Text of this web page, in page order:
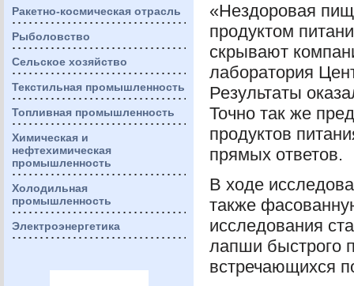
Ракетно-космическая отрасль
Рыболовство
Сельское хозяйство
Текстильная промышленность
Топливная промышленность
Химическая и
нефтехимическая
промышленность
Холодильная
промышленность
Электроэнергетика
«Нездоровая
продуктом
скрывают
лаборатория
Результаты
Точно так же
продуктов
прямых ответов.
В ходе
также
исследования
лапши быстрого
встречающихся